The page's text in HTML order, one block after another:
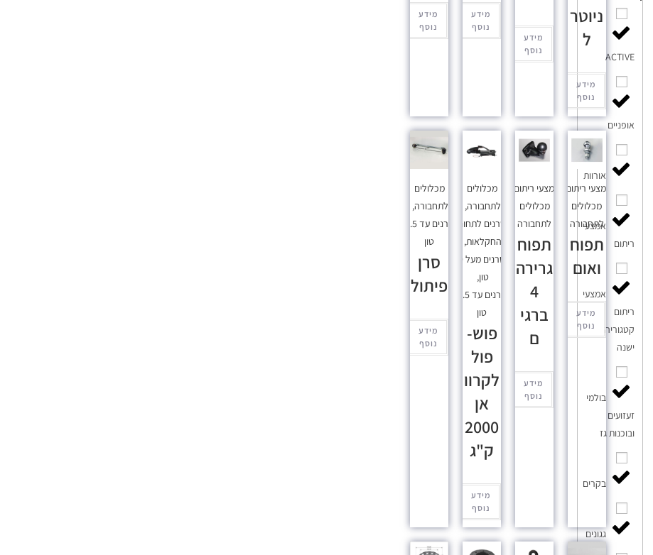
ACTIVE
אופניים
אורוות
אמצעי
ריתום
אמצעי
ריתום
קטגוריה
ישנה
בולמי
זעזועים
ובוכנות גז
בקרים
גגונים
ניוטר
ל
מידע
נוסף
מידע
נוסף
מידע
נוסף
מידע
נוסף
אמצעי ריתום
מכלולים
לתחבורה
תפוח
ואום
מידע
נוסף
אמצעי ריתום
מכלולים
לתחבורה
תפוח
גרירה
4
ברגי
ם
מידע
נוסף
מכלולים
לתחבורה,
סרנים לתחום
החקלאות,
סרנים מעל 9
טון,
סרנים עד 3.5
טון
פוש-
פול
לקרוו
אן
2000
ק"ג
מידע
נוסף
מכלולים
לתחבורה,
סרנים עד 3.5
טון
סרן
פיתול
מידע
נוסף